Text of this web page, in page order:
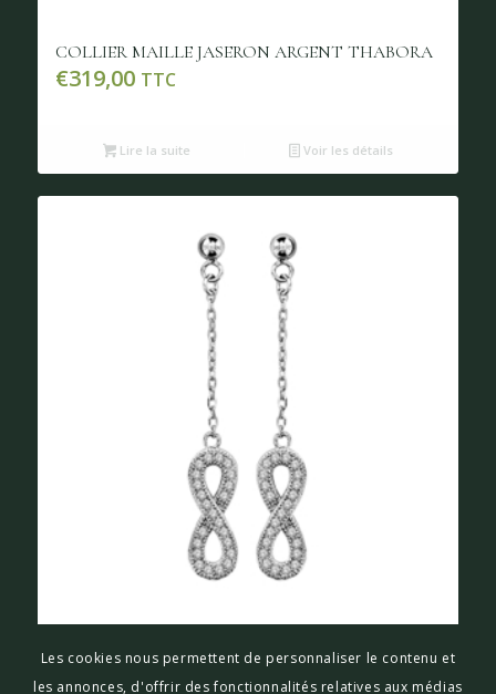
COLLIER MAILLE JASERON ARGENT THABORA
€319,00 TTC
Lire la suite Voir les détails
THABORA
Les cookies nous permettent de personnaliser le contenu et
les annonces, d'offrir des fonctionnalités relatives aux médias